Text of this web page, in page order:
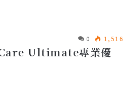
0 1,516
Ultimate專業優